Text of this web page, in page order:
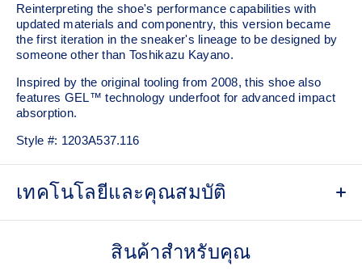
Reinterpreting the shoe's performance capabilities with
updated materials and componentry, this version became
the first iteration in the sneaker's lineage to be designed by
someone other than Toshikazu Kayano.
Inspired by the original tooling from 2008, this shoe also
features GEL™ technology underfoot for advanced impact
absorption.
Style #: 1203A537.116
เทคโนโลยีและคุณสมบัติ
2000s design languageสินค้าสำหรับคุณ